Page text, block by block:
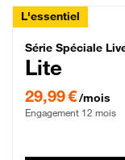
L'essentiel
Série
Série Spéciale
Lite
29,99 €/mois
Engagement 12 mois